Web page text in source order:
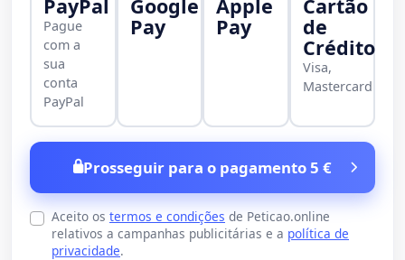
PayPal
Pague
com a
sua
conta
PayPal
Google
Pay
Apple
Pay
Cartão
de
Crédito
Visa,
Mastercard
Prosseguir para o pagamento 5 €
Aceito os termos e condições de Peticao.online
relativos a campanhas publicitárias e a política de
privacidade.